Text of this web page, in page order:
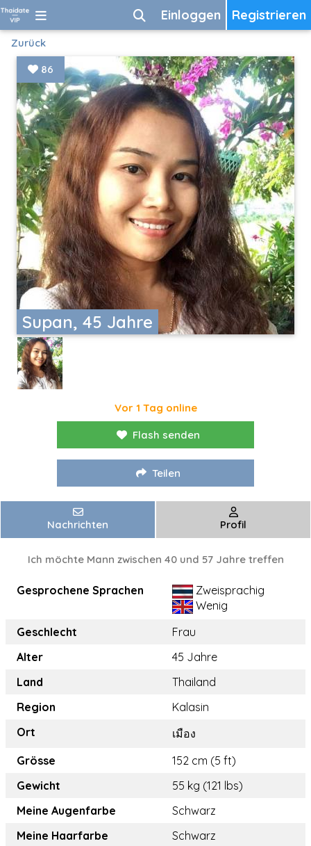
Registrieren
Einloggen
Zurück
Supan, 45 Jahre
86
Vor 1 Tag online
Flash senden
Teilen
Nachrichten Profil
Ich möchte Mann zwischen 40 und 57 Jahre treffen
Gesprochene Sprachen
Zweisprachig
Wenig
Geschlecht
Frau
Alter
45 Jahre
Land
Thailand
Region
Kalasin
Ort
เมือง
Grösse
152 cm (5 ft)
Gewicht
55 kg (121 lbs)
Meine Augenfarbe
Schwarz
Meine Haarfarbe
Schwarz